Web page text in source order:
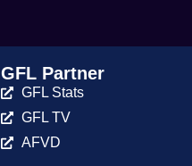
GFL Partner
GFL Stats
GFL TV
AFVD